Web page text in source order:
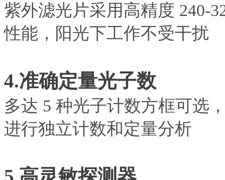
紫外滤光片采用高精度 240-
性能，阳光下工作不受干扰
4.准确定量光子数
多达 5 种光子计数方框可选
进行独立计数和定量分析